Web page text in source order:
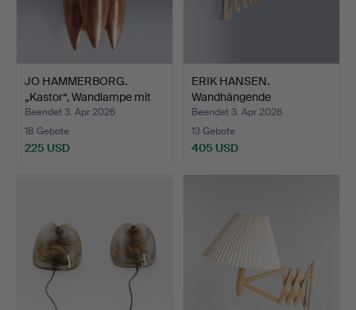
JO HAMMERBORG.
„Kastor“, Wandlampe mit
Mus…
Beendet 3. Apr 2026
18 Gebote
225 USD
ERIK HANSEN.
Wandhängende
Scherenlampe aus…
Beendet 3. Apr 2026
13 Gebote
405 USD